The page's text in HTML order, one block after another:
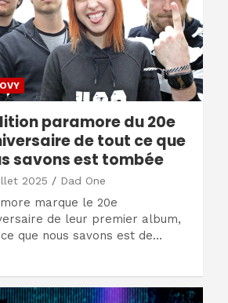
paramore du 20e
de tout ce que
savons est tombée
2025 Dad One
marque le 20e
de leur premier album,
que nous savons est de…